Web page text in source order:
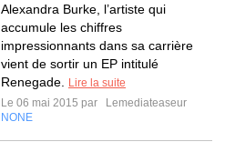
Alexandra Burke, l’artiste qui
accumule les chiffres
impressionnants dans sa carrière
vient de sortir un EP intitulé
Renegade.
Lire la suite
Le 06 mai 2015 par
Lemediateaseur
NONE